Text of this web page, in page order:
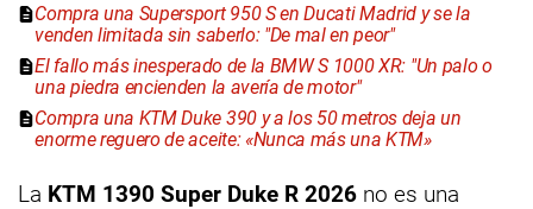
Compra una Supersport 950 S en Ducati Madrid y se la
venden limitada sin saberlo: "De mal en peor"
El fallo más inesperado de la BMW S 1000 XR: "Un palo o
una piedra encienden la avería de motor"
Compra una KTM Duke 390 y a los 50 metros deja un
enorme reguero de aceite: «Nunca más una KTM»
La KTM 1390 Super Duke R 2026 no es una